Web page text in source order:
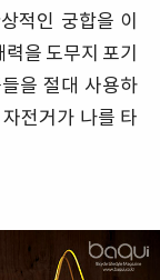
적인 궁합을 이
을 도무지 포기
을 절대 사용하
전거가 나를 타